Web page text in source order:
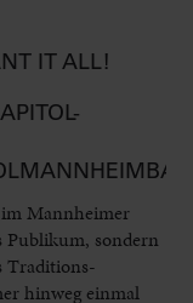
IT ALL!
Mannheimer
Publikum, sondern
Traditions-
hinweg einmal